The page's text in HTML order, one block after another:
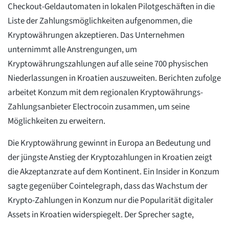
Checkout-Geldautomaten in lokalen Pilotgeschäften in die
Liste der Zahlungsmöglichkeiten aufgenommen, die
Kryptowährungen akzeptieren. Das Unternehmen
unternimmt alle Anstrengungen, um
Kryptowährungszahlungen auf alle seine 700 physischen
Niederlassungen in Kroatien auszuweiten. Berichten zufolge
arbeitet Konzum mit dem regionalen Kryptowährungs-
Zahlungsanbieter Electrocoin zusammen, um seine
Möglichkeiten zu erweitern.
Die Kryptowährung gewinnt in Europa an Bedeutung und
der jüngste Anstieg der Kryptozahlungen in Kroatien zeigt
die Akzeptanzrate auf dem Kontinent. Ein Insider in Konzum
sagte gegenüber Cointelegraph, dass das Wachstum der
Krypto-Zahlungen in Konzum nur die Popularität digitaler
Assets in Kroatien widerspiegelt. Der Sprecher sagte,